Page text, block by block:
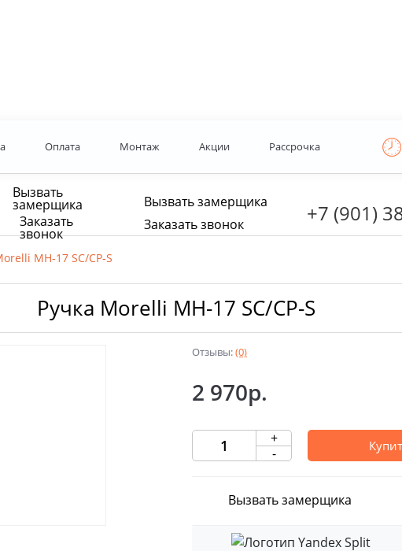
Оплата Монтаж Акции Рассрочка
Вызвать
замерщика
Заказать
звонок
Вызвать замерщика
Заказать звонок
+7 (901)
MH-17 SC/CP-S
Ручка Morelli MH-17 SC/CP-S
Отзывы:(0)
2 970р.
+
-
Вызвать замерщика